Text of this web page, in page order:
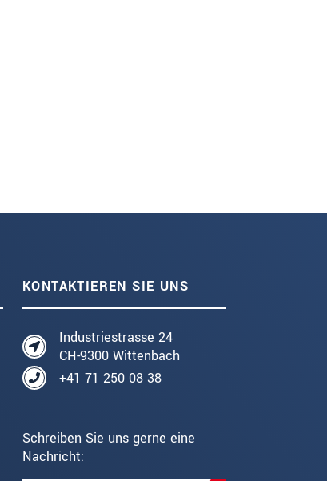
KONTAKTIEREN SIE UNS
Industriestrasse 24
CH-9300 Wittenbach
+41 71 250 08 38
Schreiben Sie uns gerne eine
Nachricht: